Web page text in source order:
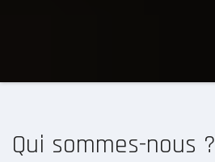
Qui sommes-nous ?